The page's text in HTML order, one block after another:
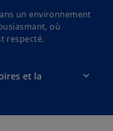
un environnement
où
respecté.
et la